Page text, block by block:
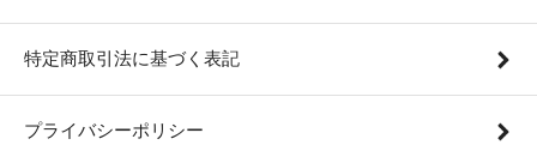
特定商取引法に基づく表記
プライバシーポリシー